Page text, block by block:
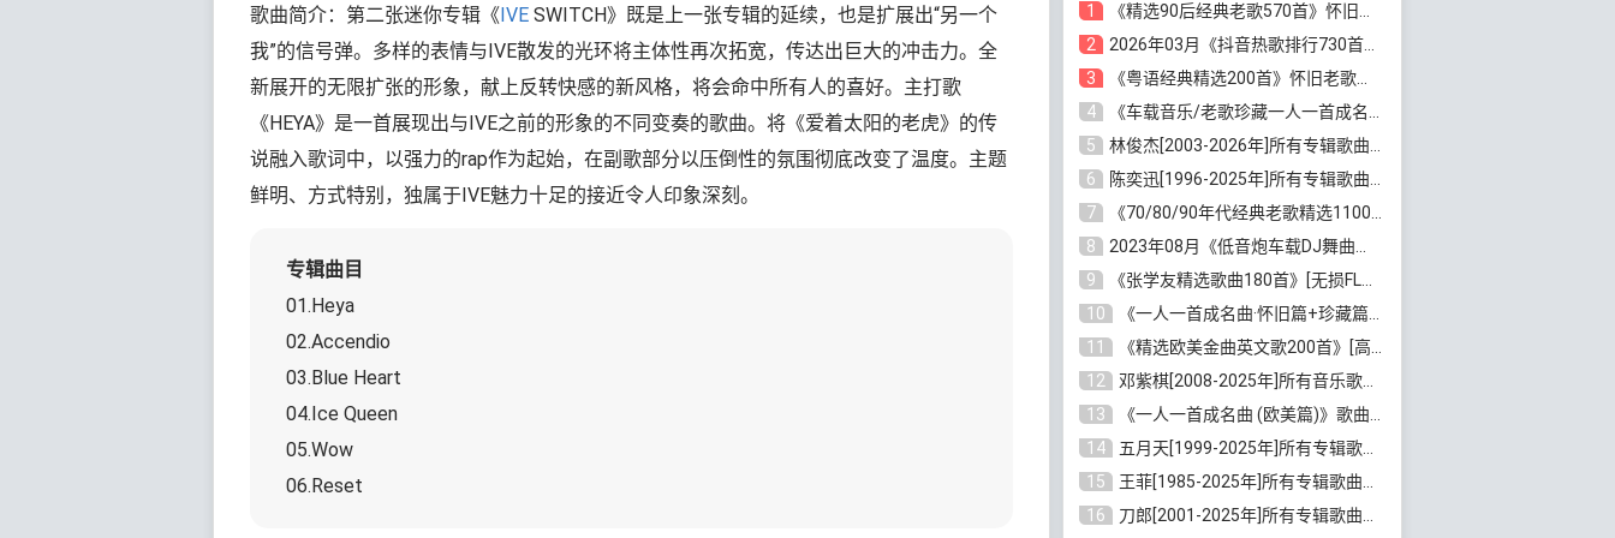
歌曲简介：第二张迷你专辑《IVE SWITCH》既是上一张专辑的延续，也是扩展出“另一个
我”的信号弹。多样的表情与IVE散发的光环将主体性再次拓宽，传达出巨大的冲击力。全
新展开的无限扩张的形象，献上反转快感的新风格，将会命中所有人的喜好。主打歌
《HEYA》是一首展现出与IVE之前的形象的不同变奏的歌曲。将《爱着太阳的老虎》的传
说融入歌词中，以强力的rap作为起始，在副歌部分以压倒性的氛围彻底改变了温度。主题
鲜明、方式特别，独属于IVE魅力十足的接近令人印象深刻。
专辑曲目
01.Heya
02.Accendio
03.Blue Heart
04.Ice Queen
05.Wow
06.Reset
1
《精选90后经典老歌570首》怀旧歌曲合集[高品质MP3/320K/5.44GB]百度云网盘下载
2
2026年03月《抖音热歌排行730首》最火热门歌曲整理[高品质MP3/320K/5.35GB]百度云网盘下载
3
《粤语经典精选200首》怀旧老歌大全[无损FLAC/MP3/6.77GB]百度云网盘下载
4
《车载音乐/老歌珍藏一人一首成名曲12CD》[无损WAV分轨+MP3/6.79GB]百度云网盘下载
5
林俊杰[2003-2026年]所有专辑歌曲全集[无损FLAC/MP3/13.05GB]百度云网盘下载
6
陈奕迅[1996-2025年]所有专辑歌曲合集[无损FLAC/MP3/48.18GB]百度云网盘下载
7
《70/80/90年代经典老歌精选1100首》[高品质MP3/320K/10GB]百度云网盘下载
8
2023年08月《低音炮车载DJ舞曲排行360首》劲爆歌曲合集[高品质MP3/320K/2.86GB]百度云网盘下载
9
《张学友精选歌曲180首》[无损FLAC/MP3/6.26GB]百度云网盘下载
10
《一人一首成名曲·怀旧篇+珍藏篇4CD》[无损WAV/DTS+高品质MP3/6.88GB]百度云网盘下载
11
《精选欧美金曲英文歌200首》[高品质MP3/320K/1.81GB]百度云网盘下载
12
邓紫棋[2008-2025年]所有音乐歌曲合集[无损FLAC/MP3/8.99GB]百度云网盘下载
13
《一人一首成名曲 (欧美篇)》歌曲合集打包[无损WAV/MP3/6.13GB]百度云网盘下载
14
五月天[1999-2025年]所有专辑歌曲合集打包[无损FLAC/MP3/23.84GB]百度云网盘下载
15
王菲[1985-2025年]所有专辑歌曲合集[无损FLAC/WAV/APE分轨+MP3/23.06GB]百度云网盘下载
16
刀郎[2001-2025年]所有专辑歌曲合集打包[无损FLAC/MP3/8.91GB]百度云网盘下载